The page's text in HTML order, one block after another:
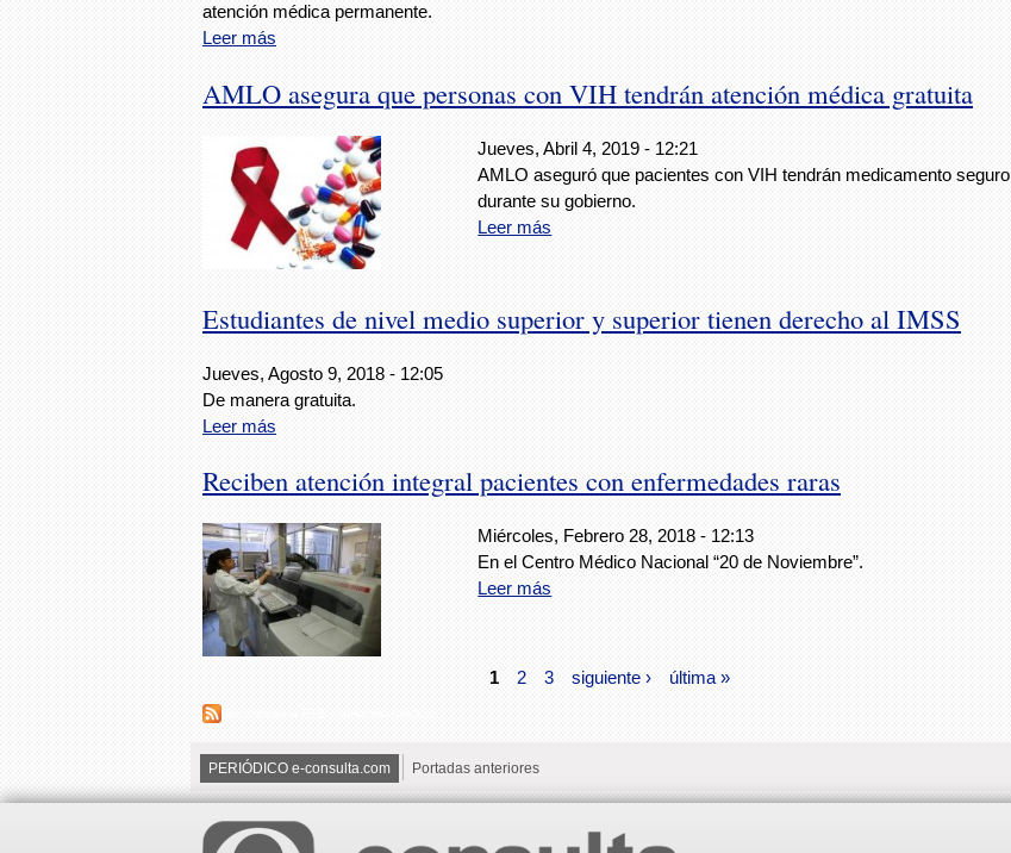
atención médica permanente.
Leer más
AMLO asegura que personas con VIH tendrán atención médica gratuita
Jueves, Abril 4, 2019 - 12:21
AMLO aseguró que pacientes con VIH tendrán medicamento seguro
durante su gobierno.
Leer más
Estudiantes de nivel medio superior y superior tienen derecho al IMSS
Jueves, Agosto 9, 2018 - 12:05
De manera gratuita.
Leer más
Reciben atención integral pacientes con enfermedades raras
Miércoles, Febrero 28, 2018 - 12:13
En el Centro Médico Nacional “20 de Noviembre”.
Leer más
1 2 3 siguiente › última »
PERIÓDICO e-consulta.com Portadas anteriores